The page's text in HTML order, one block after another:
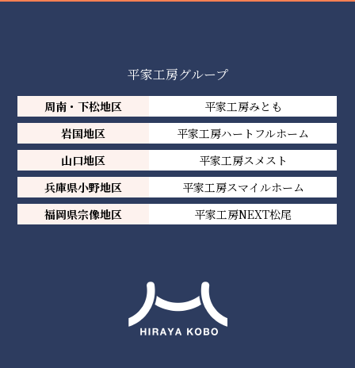
平家工房グループ
周南・下松地区
平家工房みとも
岩国地区
平家工房ハートフルホーム
山口地区
平家工房スメスト
兵庫県小野地区
平家工房スマイルホーム
福岡県宗像地区
平家工房NEXT松尾